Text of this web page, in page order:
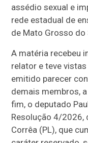
assédio sexual e
rede estadual de
de Mato Grosso do
A matéria recebeu
relator e teve
emitido parecer
demais membros,
fim, o deputado
Resolução 4/2026,
Corrêa (PL), que